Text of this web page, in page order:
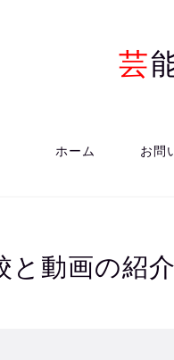
芸
ホーム お問
と動画の紹